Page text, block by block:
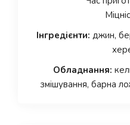
Інгредієнти: джин,
Обладнання:
змішування, барна